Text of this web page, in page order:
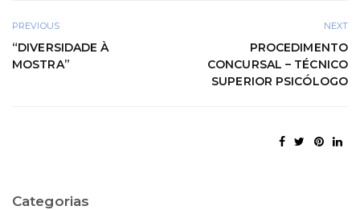
PREVIOUS
“DIVERSIDADE À
MOSTRA”
NEXT
PROCEDIMENTO
CONCURSAL – TÉCNICO
SUPERIOR PSICÓLOGO
Categorias